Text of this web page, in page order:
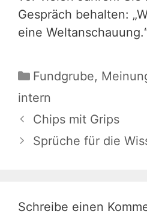
Gespräch behalten:
eine
Kategorien
Fundgrube,
intern
Chips mit Grips
Sprüche für die
Schreibe einen